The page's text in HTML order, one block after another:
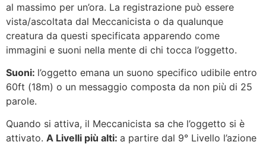
al massimo per un’ora. La registrazione può essere
vista/ascoltata dal Meccanicista o da qualunque
creatura da questi specificata apparendo come
immagini e suoni nella mente di chi tocca l’oggetto.
Suoni: l’oggetto emana un suono specifico udibile entro
60ft (18m) o un messaggio composta da non più di 25
parole.
Quando si attiva, il Meccanicista sa che l’oggetto si è
attivato. A Livelli più alti: a partire dal 9° Livello l’azione